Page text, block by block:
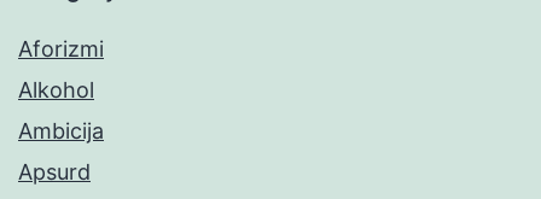
Aforizmi
Alkohol
Ambicija
Apsurd